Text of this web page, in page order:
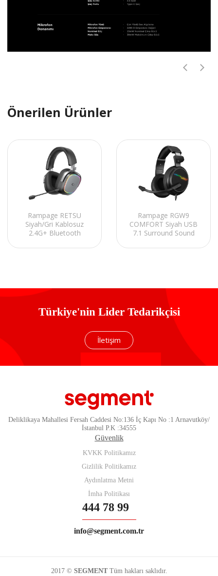
Önerilen Ürünler
Rampage RETSU
Siyah/Gri Kablosuz
2.4G+ Bluetooth
Earpad Mikrofonlu
Rampage RGW9
COMFORT Siyah USB
7.1 Surround Sound
Mikrofonlu Kulaklık
Türkiye'nin Lider Tedarikçisi
İletişim
Deliklikaya Mahallesi Fersah Caddesi No:136 İç Kapı No :1 Arnavutköy/
İstanbul P.K :34555
Güvenlik
KVKK Politikamız
Gizlilik Politikamız
Aydınlatma Metni
İmha Politikası
444 78 99
info@segment.com.tr
2017 © SEGMENTTüm hakları saklıdır.